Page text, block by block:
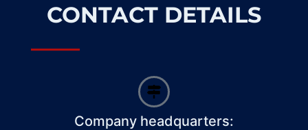
CONTACT DETAILS
Company headquarters: